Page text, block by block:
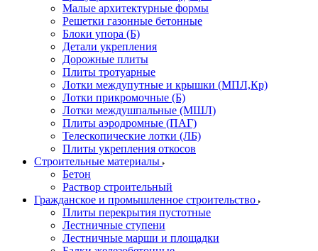
Малые архитектурные формы
Решетки газонные бетонные
Блоки упора (Б)
Детали укрепления
Дорожные плиты
Плиты тротуарные
Лотки междупутные и крышки (МПЛ,Кр)
Лотки прикромочные (Б)
Лотки междушпальные (МШЛ)
Плиты аэродромные (ПАГ)
Телескопические лотки (ЛБ)
Плиты укрепления откосов
Строительные материалы
Бетон
Раствор строительный
Гражданское и промышленное строительство
Плиты перекрытия пустотные
Лестничные ступени
Лестничные марши и площадки